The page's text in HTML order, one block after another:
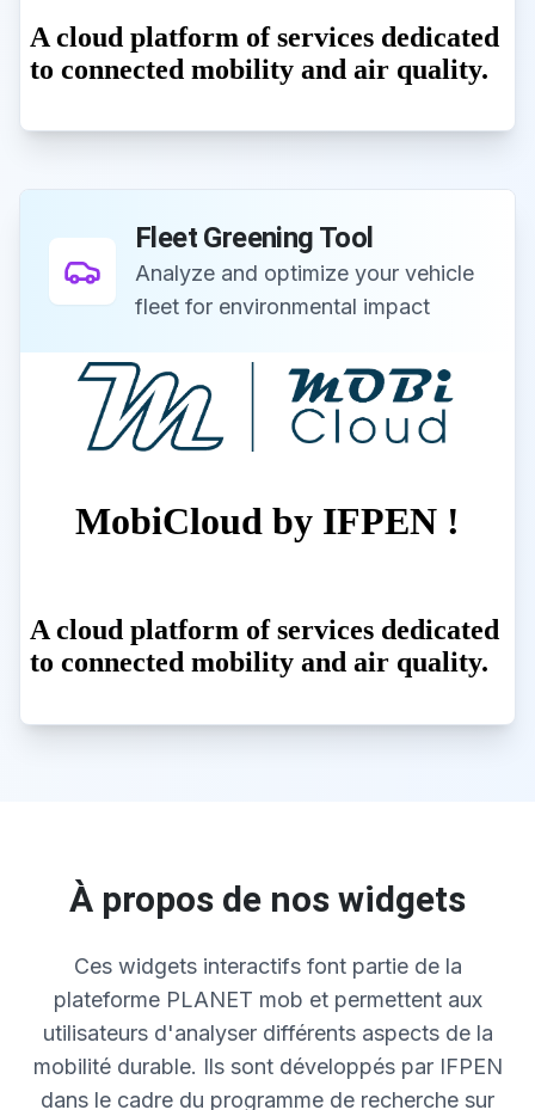
Fleet Greening Tool
Analyze and optimize your vehicle
fleet for environmental impact
À propos de nos widgets
Ces widgets interactifs font partie de la
plateforme PLANET mob et permettent aux
utilisateurs d'analyser différents aspects de la
mobilité durable. Ils sont développés par IFPEN
dans le cadre du programme de recherche sur